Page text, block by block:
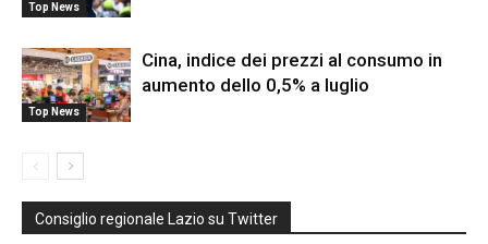
Top News
Top News
Cina, indice dei prezzi al consumo in
aumento dello 0,5% a luglio
Consiglio regionale Lazio su Twitter